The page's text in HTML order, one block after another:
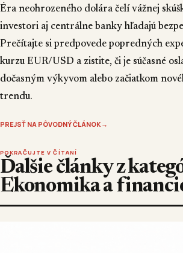
Éra neohrozeného dolára čelí vážnej
investori aj centrálne banky hľadajú
Prečítajte si predpovede popredných
kurzu EUR/USD a zistite, či je súčasné
dočasným výkyvom alebo začiatkom
trendu.
PREJSŤ NA PÔVODNÝ ČLÁNOK →
POKRAČUJTE V ČÍTANÍ
Ďalšie články z
Ekonomika a